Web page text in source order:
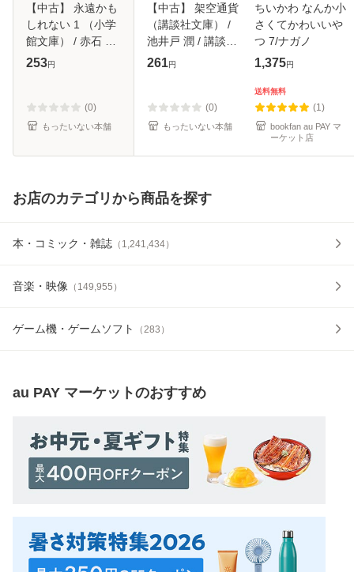
【中古】 永遠かも
しれない 1 （小学
館文庫） / 赤石 路
代 / 小学館 [文庫]
253円
(0)
もったいない本舗
【中古】 架空通貨
（講談社文庫） /
池井戸 潤 / 講談社
[文庫]【メール便送
261円
(0)
もったいない本舗
ちいかわ なんか小
さくてかわいいや
つ 7/ナガノ
1,375円
送料無料
(1)
bookfan au PAY マ
ーケット店
お店のカテゴリから商品を探す
本・コミック・雑誌 （ 1,241,434）
音楽・映像 （ 149,955 ）
ゲーム機・ゲームソフト （283 ）
au PAY マーケットのおすすめ